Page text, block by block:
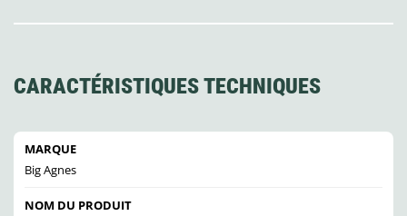
CARACTÉRISTIQUES TECHNIQUES
MARQUE
Big Agnes
NOM DU PRODUIT